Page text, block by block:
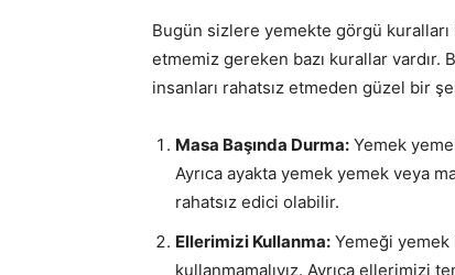
Bugün sizlere yemekte görgü
etmemiz gereken bazı kurallar
insanları rahatsız etmeden güzel bir
Masa Başında Durma: Yemek
Ayrıca ayakta yemek yemek veya
rahatsız edici olabilir.
Ellerimizi Kullanma: Yemeği yemek
kullanmamalıyız. Ayrıca ellerimizi